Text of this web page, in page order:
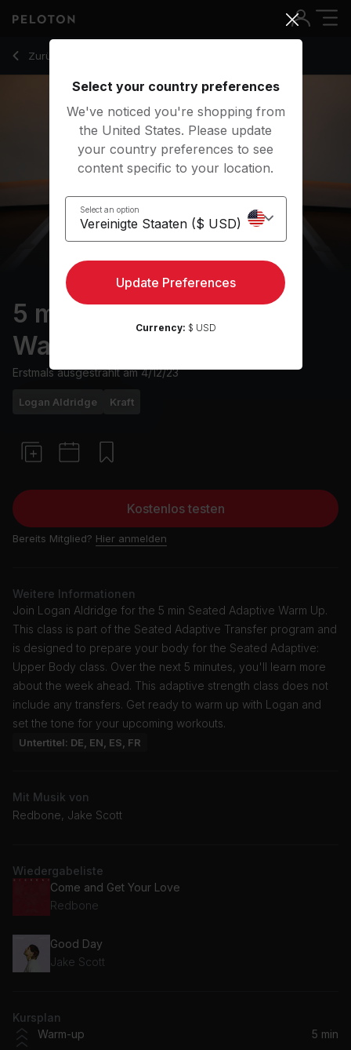
Zurück zu Kraftkurse
Zurück
5 min Seated Adaptive
Warm Up
Erstmals ausgestrahlt am4/12/23
Logan Aldridge Kraft
Kostenlos testen
Bereits Mitglied? Hier anmelden
Weitere Informationen
Join Logan Aldridge for the 5 min Seated Adaptive Warm Up.
This class is part of the Seated Adaptive Transfer program and
is designed to prepare your body for the Seated Adaptive:
Upper Body class. Over the next 5 minutes, you'll learn more
about the week ahead. This adaptive strength class does not
include any transfers. Get ready to warm up with Logan and
set the tone for your upcoming workouts.
Untertitel: DE, EN, ES, FR
Mit Musik von
Redbone, Jake Scott
Wiedergabeliste
Come and Get Your Love
Redbone
Good Day
Jake Scott
Kursplan
Warm-up
5 min
Select your country preferences
We've noticed you're shopping from
the United States. Please update
your country preferences to see
content specific to your location.
Select an option
Update Preferences
Currency: $ USD